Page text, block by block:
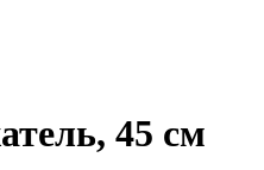
45 см